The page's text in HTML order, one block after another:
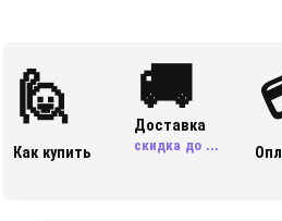
🙋
Как купить
🚚
Доставка
скидка до ...